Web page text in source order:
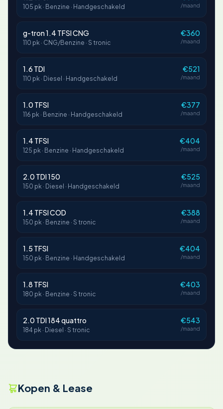
105 pk · Benzine · Handgeschakeld /maand
g-tron 1.4 TFSI CNG
110 pk · CNG/Benzine · S tronic
€360
/maand
1.6 TDI
110 pk · Diesel · Handgeschakeld
€521
/maand
1.0 TFSI
116 pk · Benzine · Handgeschakeld
€377
/maand
1.4 TFSI
125 pk · Benzine · Handgeschakeld
€404
/maand
2.0 TDI 150
150 pk · Diesel · Handgeschakeld
€525
/maand
1.4 TFSI COD
150 pk · Benzine · S tronic
€388
/maand
1.5 TFSI
150 pk · Benzine · Handgeschakeld
€404
/maand
1.8 TFSI
180 pk · Benzine · S tronic
€403
/maand
2.0 TDI 184 quattro
184 pk · Diesel · S tronic
€543
/maand
Kopen & Lease